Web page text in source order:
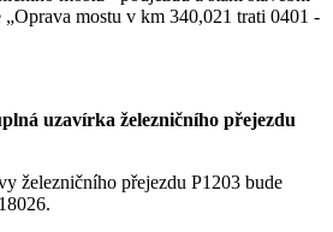
mostu v km 340,021 trati 0401 -
uzavírka železničního přejezdu
železničního přejezdu P1203 bude